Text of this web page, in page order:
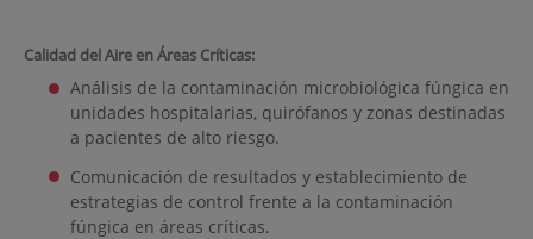
Calidad del Aire en Áreas Críticas:
Análisis de la contaminación microbiológica fúngica en
unidades hospitalarias, quirófanos y zonas destinadas
a pacientes de alto riesgo.
Comunicación de resultados y establecimiento de
estrategias de control frente a la contaminación
fúngica en áreas críticas.